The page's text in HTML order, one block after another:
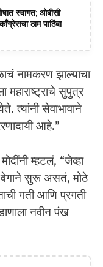
स्वागत; ओबीसी
ठाम पाठिंबा
नामकरण झाल्याचा
सुपुत्र
त्यांनी सेवाभावाने
आहे.”
म्हटलं, “जेव्हा
सुरू असतं, मोठे
गती आणि प्रगती
नवीन पंख